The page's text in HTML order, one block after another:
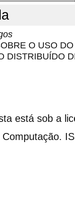
O USO
DISTRIBUÍDO
está sob a